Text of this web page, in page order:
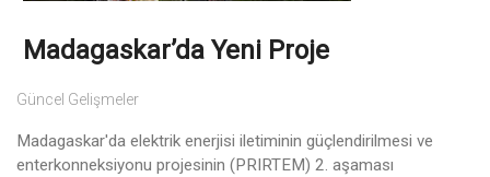
Madagaskar’da Yeni Proje
Güncel Gelişmeler
Madagaskar'da elektrik enerjisi iletiminin güçlendirilmesi ve
enterkonneksiyonu projesinin (PRIRTEM) 2. aşaması